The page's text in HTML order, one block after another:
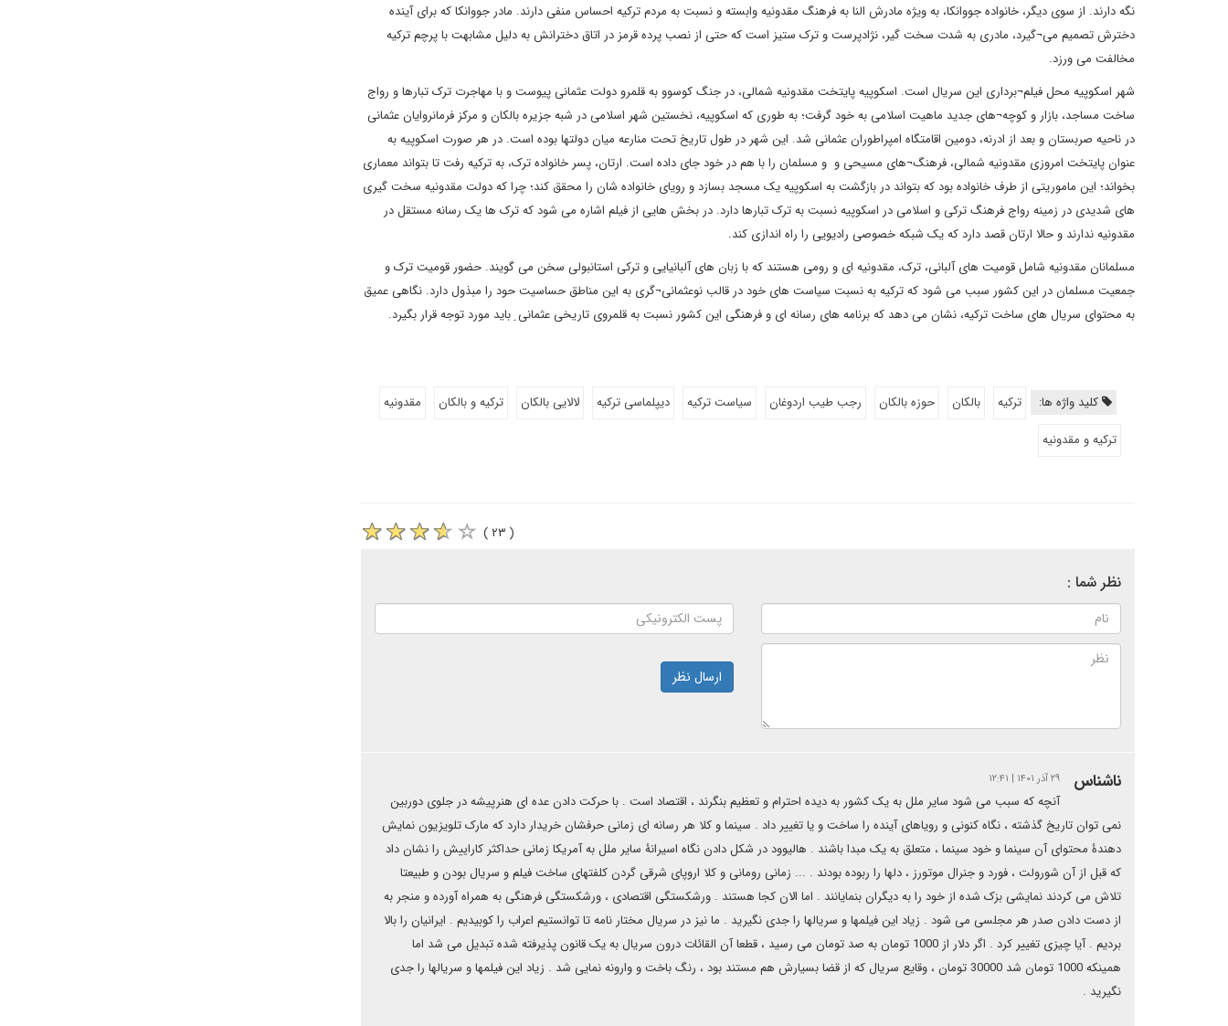
نگه دارند. از سوی دیگر، خانواده جووانکا، به ویژه مادرش النا به فرهنگ مقدونیه وابسته و نسبت به مردم ترکیه احساس منفی دارند. مادر جووانکا که برای آینده
دخترش تصمیم می¬گیرد، مادری به شدت سخت گیر، نژادپرست و ترک ستیز است که حتی از نصب پرده قرمز در اتاق دخترانش به دلیل مشابهت با پرچم ترکیه
مخالفت می ورزد.
شهر اسکوپیه محل فیلم¬برداری این سریال است. اسکوپیه پایتخت مقدونیه شمالی، در جنگ کوسوو به قلمرو دولت عثمانی پیوست و با مهاجرت ترک تبارها و رواج
ساخت مساجد، بازار و کوچه¬های جدید ماهیت اسلامی به خود گرفت؛ به طوری که اسکوپیه، نخستین شهر اسلامی در شبه جزیره بالکان و مرکز فرمانروایان عثمانی
در ناحیه صربستان و بعد از ادرنه، دومین اقامتگاه امپراطوران عثمانی شد. این شهر در طول تاریخ تحت منارعه میان دولتها بوده است. در هر صورت اسکوپیه به
عنوان پایتخت امروزی مقدونیه شمالی، فرهنگ¬های مسیحی و و مسلمان را با هم در خود جای داده است. ارتان، پسر خانواده ترک، به ترکیه رفت تا بتواند معماری
بخواند؛ این ماموریتی از طرف خانواده بود که بتواند در بازگشت به اسکوپیه یک مسجد بسازد و رویای خانواده شان را محقق کند؛ چرا که دولت مقدونیه سخت گیری
های شدیدی در زمینه رواج فرهنگ ترکی و اسلامی در اسکوپیه نسبت به ترک تبارها دارد. در بخش هایی از فیلم اشاره می شود که ترک ها یک رسانه مستقل در
مقدونیه ندارند و حالا ارتان قصد دارد که یک شبکه خصوصی رادیویی را راه اندازی کند.
مسلمانان مقدونیه شامل قومیت های آلبانی، ترک، مقدونیه ای و رومی هستند که با زبان های آلبانیایی و ترکی استانبولی سخن می گویند. حضور قومیت ترک و
جمعیت مسلمان در این کشور سبب می شود که ترکیه به نسبت سیاست های خود در قالب نوعثمانی¬گری به این مناطق حساسیت حود را مبذول دارد. نگاهی عمیق
به محتوای سریال های ساخت ترکیه، نشان می دهد که برنامه های رسانه ای و فرهنگی این کشور نسبت به قلمروی تاریخی عثمانی ِ باید مورد توجه قرار بگیرد.
کلید واژه ها: ترکیه بالکان حوزه بالکان رجب طیب اردوغان سیاست ترکیه دیپلماسی ترکیه لالایی بالکان ترکیه و بالکان
مقدونیه
ترکیه و مقدونیه
( ۲۳ )
نظر شما :
ارسال نظر
ناشناس ۲۹ آذر ۱۴۰۱ | ۱۲:۴۱
آنچه که سبب می شود سایر ملل به یک کشور به دیده احترام و تعظیم بنگرند ، اقتصاد است . با حرکت دادن عده ای هنرپیشه در جلوی دوربین
نمی توان تاریخ گذشته ، نگاه کنونی و رویاهای آینده را ساخت و یا تغییر داد . سینما و کلا هر رسانه ای زمانی حرفشان خریدار دارد که مارک تلویزیون نمایش
دهندۀ محتوای آن سینما و خود سینما ، متعلق به یک مبدا باشند . هالیوود در شکل دادن نگاه اسیرانۀ سایر ملل به آمریکا زمانی حداکثر کاراییش را نشان داد
که قبل از آن شورولت ، فورد و جنرال موتورز ، دلها را ربوده بودند . ... زمانی رومانی و کلا اروپای شرقی گردن کلفتهای ساخت فیلم و سریال بودن و طبیعتا
تلاش می کردند نمایشی بزک شده از خود را به دیگران بنمایانند . اما الان کجا هستند . ورشکستگی اقتصادی ، ورشکستگی فرهنگی به همراه آورده و منجر به
از دست دادن صدر هر مجلسی می شود . زیاد این فیلمها و سریالها را جدی نگیرید . ما نیز در سریال مختار نامه تا توانستیم اعراب را کوبیدیم . ایرانیان را بالا
بردیم . آیا چیزی تغییر کرد . اگر دلار از 1000 تومان به صد تومان می رسید ، قطعا آن القائات درون سریال به یک قانون پذیرفته شده تبدیل می شد اما
همینکه 1000 تومان شد 30000 تومان ، وقایع سریال که از قضا بسیارش هم مستند بود ، رنگ باخت و وارونه نمایی شد . زیاد این فیلمها و سریالها را جدی
نگیرید .